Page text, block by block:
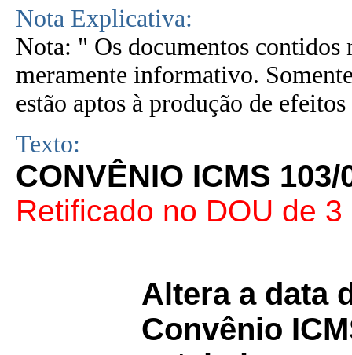
Nota Explicativa:
Nota: " Os documentos contidos
meramente informativo.
estão aptos à produção de
Texto:
CONVÊNIO ICMS 103/
Retificado no DOU de
Altera a data
Convênio